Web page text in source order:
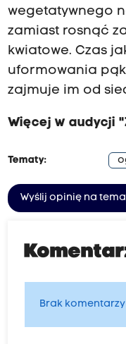
wegetatywnego
zamiast rosnąć
kwiatowe. Czas
uformowania
zajmuje im od
Więcej w audycji
Tematy:
Wyślij opinię na
Brak komentarzy